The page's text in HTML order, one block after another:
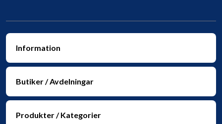
Information
Butiker / Avdelningar
Produkter / Kategorier